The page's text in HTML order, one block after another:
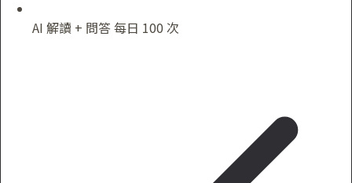
AI 解讀 + 問答 每日 100 次